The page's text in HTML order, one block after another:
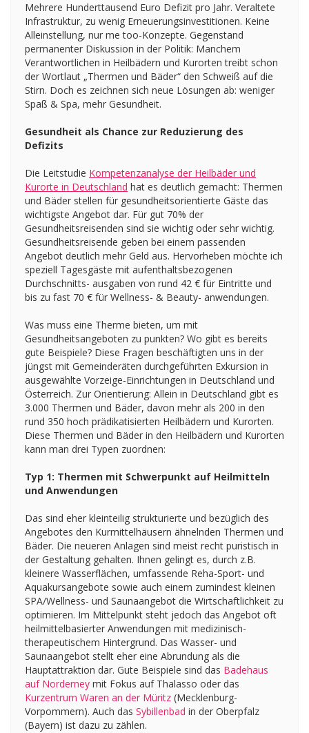
Mehrere Hunderttausend Euro Defizit pro Jahr. Veraltete
Infrastruktur, zu wenig Erneuerungsinvestitionen. Keine
Alleinstellung, nur me too-Konzepte. Gegenstand
permanenter Diskussion in der Politik: Manchem
Verantwortlichen in Heilbädern und Kurorten treibt schon
der Wortlaut „Thermen und Bäder“ den Schweiß auf die
Stirn. Doch es zeichnen sich neue Lösungen ab: weniger
Spaß & Spa, mehr Gesundheit.
Gesundheit als Chance zur Reduzierung des
Defizits
Die Leitstudie Kompetenzanalyse der Heilbäder und
Kurorte in Deutschland hat es deutlich gemacht: Thermen
und Bäder stellen für gesundheitsorientierte Gäste das
wichtigste Angebot dar. Für gut 70% der
Gesundheitsreisenden sind sie wichtig oder sehr wichtig.
Gesundheitsreisende geben bei einem passenden
Angebot deutlich mehr Geld aus. Hervorheben möchte ich
speziell Tagesgäste mit aufenthaltsbezogenen
Durchschnitts- ausgaben von rund 42 € für Eintritte und
bis zu fast 70 € für Wellness- & Beauty- anwendungen.
Was muss eine Therme bieten, um mit
Gesundheitsangeboten zu punkten? Wo gibt es bereits
gute Beispiele? Diese Fragen beschäftigten uns in der
jüngst mit Gemeinderäten durchgeführten Exkursion in
ausgewählte Vorzeige-Einrichtungen in Deutschland und
Österreich. Zur Orientierung: Allein in Deutschland gibt es
3.000 Thermen und Bäder, davon mehr als 200 in den
rund 350 hoch prädikatisierten Heilbädern und Kurorten.
Diese Thermen und Bäder in den Heilbädern und Kurorten
kann man drei Typen zuordnen:
Typ 1: Thermen mit Schwerpunkt auf Heilmitteln
und Anwendungen
Das sind eher kleinteilig strukturierte und bezüglich des
Angebotes den Kurmittelhäusern ähnelnden Thermen und
Bäder. Die neueren Anlagen sind meist recht puristisch in
der Gestaltung gehalten. Ihnen gelingt es, durch z.B.
kleinere Wasserflächen, umfassende Reha-Sport- und
Aquakursangebote sowie auch einem zumindest kleinen
SPA/Wellness- und Saunaangebot die Wirtschaftlichkeit zu
optimieren. Im Mittelpunkt steht jedoch das Angebot oft
heilmittelbasierter Anwendungen mit medizinisch-
therapeutischem Hintergrund. Das Wasser- und
Saunaangebot stellt eher eine Abrundung als die
Hauptattraktion dar. Gute Beispiele sind das Badehaus
auf Norderney mit Fokus auf Thalasso oder das
Kurzentrum Waren an der Müritz (Mecklenburg-
Vorpommern). Auch das Sybillenbad in der Oberpfalz
(Bayern) ist dazu zu zählen.